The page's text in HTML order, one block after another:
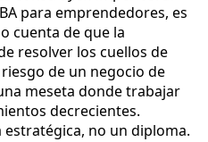
para emprendedores, es
cuenta de que la
resolver los cuellos de
de un negocio de
meseta donde trabajar
decrecientes.
no un diploma.